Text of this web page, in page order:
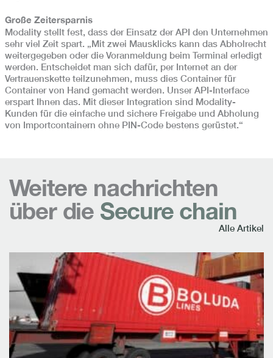
Große Zeitersparnis
Modality stellt fest, dass der Einsatz der API den Unternehmen
sehr viel Zeit spart. „Mit zwei Mausklicks kann das Abholrecht
weitergegeben oder die Voranmeldung beim Terminal erledigt
werden. Entscheidet man sich dafür, per Internet an der
Vertrauenskette teilzunehmen, muss dies Container für
Container von Hand gemacht werden. Unser API-Interface
erspart Ihnen das. Mit dieser Integration sind Modality-
Kunden für die einfache und sichere Freigabe und Abholung
von Importcontainern ohne PIN-Code bestens gerüstet.“
Weitere nachrichten
über die Secure chain
Alle Artikel